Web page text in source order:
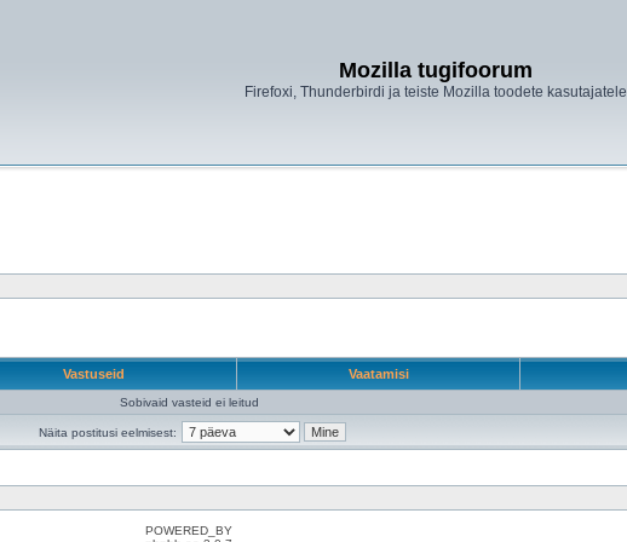
Mozilla tugifoorum
Firefoxi, Thunderbirdi ja teiste Mozilla toodete kasutajatele
Vastuseid Vaatamisi
Sobivaid vasteid ei leitud
Näita postitusi eelmisest:
POWERED_BY